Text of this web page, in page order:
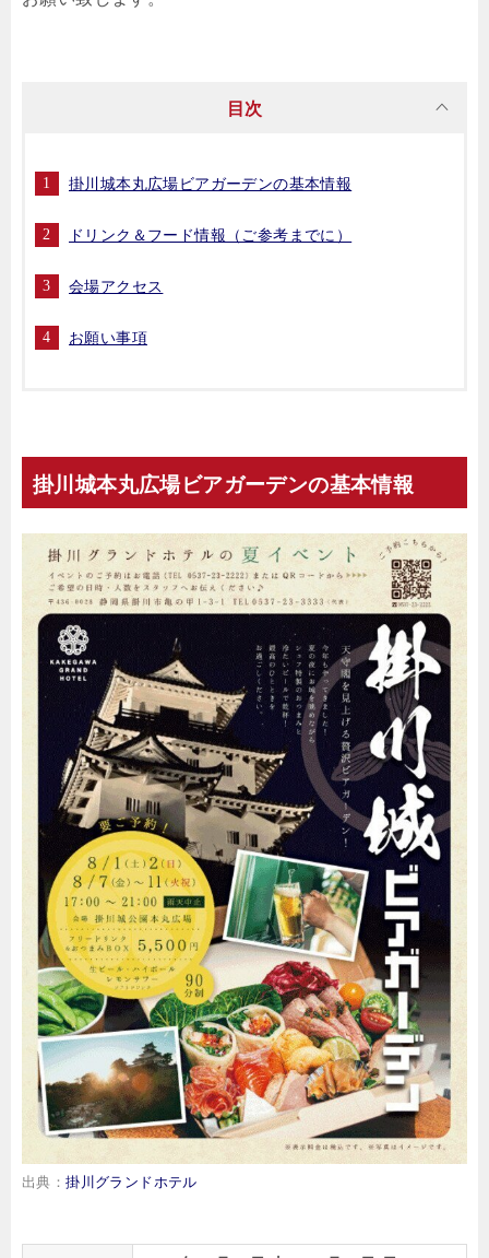
目次
掛川城本丸広場ビアガーデンの基本情報
ドリンク＆フード情報（ご参考までに）
会場アクセス
お願い事項
掛川城本丸広場ビアガーデンの基本情報
出典：掛川グランドホテル